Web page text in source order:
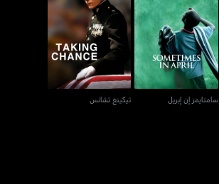
سامتايمز إن إبريل
سامتايمز إن إبريل
تيكينغ تشانس
تيكينغ تشانس